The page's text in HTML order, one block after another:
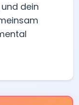
dein